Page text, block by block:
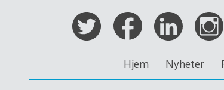
Hjem Nyheter